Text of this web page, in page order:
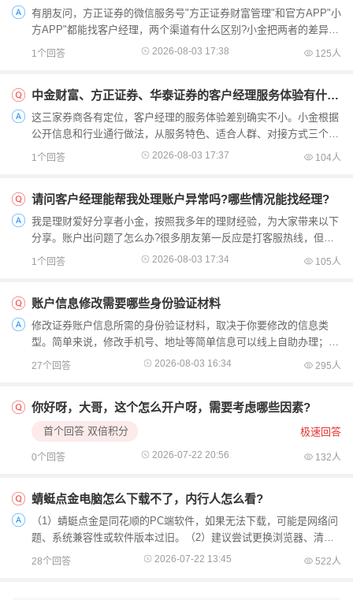
有朋友问，方正证券的微信服务号"方正证券财富管理"和官方APP"小
方APP"都能找客户经理，两个渠道有什么区别?小金把两者的差异给
大家梳理清楚。"方正证券财富管理"服务号：轻量便捷，适...
1个回答 2026-08-03 17:38 125人
中金财富、方正证券、华泰证券的客户经理服务体验有什么差别?
这三家券商各有定位，客户经理的服务体验差别确实不小。小金根据
公开信息和行业通行做法，从服务特色、适合人群、对接方式三个维
度给大家做个客观对比。中金财富：投研底蕴深，适合注重...
1个回答 2026-08-03 17:37 104人
请问客户经理能帮我处理账户异常吗?哪些情况能找经理?
我是理财爱好分享者小金，按照我多年的理财经验，为大家带来以下
分享。账户出问题了怎么办?很多朋友第一反应是打客服热线，但排
队半天也未必接通。其实如果你有专属客户经理，很多账户...
1个回答 2026-08-03 17:34 105人
账户信息修改需要哪些身份验证材料
修改证券账户信息所需的身份验证材料，取决于你要修改的信息类
型。简单来说，修改手机号、地址等简单信息可以线上自助办理；而
修改姓名、身份证号等核心身份信息，则必须本人携带材料到...
27个回答 2026-08-03 16:34 295人
你好呀，大哥，这个怎么开户呀，需要考虑哪些因素?
首个回答 双倍积分 极速回答
0个回答 2026-07-22 20:56 132人
蜻蜓点金电脑怎么下载不了，内行人怎么看?
（1）蜻蜓点金是同花顺的PC端软件，如果无法下载，可能是网络问
题、系统兼容性或软件版本过旧。（2）建议尝试更换浏览器、清除
缓存或联系同花顺客服解决。找我低佣金开户，带你轻松...
28个回答 2026-07-22 13:45 522人